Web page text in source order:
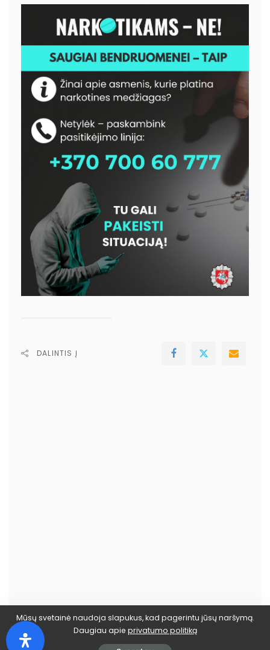
DALINTIS Į
Mūsų svetainė naudoja slapukus, kad pagerintu jūsų naršymą.
Daugiau apie privatumo politiką